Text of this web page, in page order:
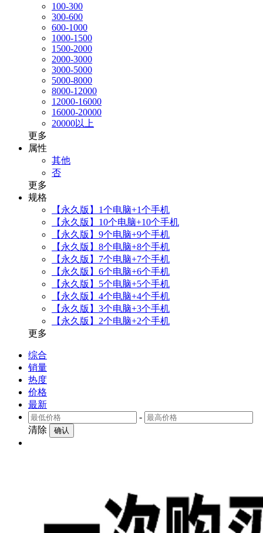
100-300
300-600
600-1000
1000-1500
1500-2000
2000-3000
3000-5000
5000-8000
8000-12000
12000-16000
16000-20000
20000以上
更多
属性
其他
否
更多
规格
【永久版】1个电脑+1个手机
【永久版】10个电脑+10个手机
【永久版】9个电脑+9个手机
【永久版】8个电脑+8个手机
【永久版】7个电脑+7个手机
【永久版】6个电脑+6个手机
【永久版】5个电脑+5个手机
【永久版】4个电脑+4个手机
【永久版】3个电脑+3个手机
【永久版】2个电脑+2个手机
更多
综合
销量
热度
价格
最新
-
清除
确认